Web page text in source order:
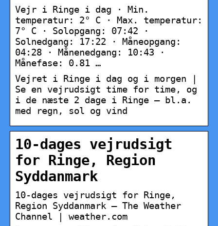
Vejr i Ringe i dag · Min.
temperatur: 2° C · Max. temperatur:
7° C · Solopgang: 07:42 ·
Solnedgang: 17:22 · Måneopgang:
04:28 · Månenedgang: 10:43 ·
Månefase: 0.81 …
Vejret i Ringe i dag og i morgen |
Se en vejrudsigt time for time, og
i de næste 2 dage i Ringe – bl.a.
med regn, sol og vind
10-dages vejrudsigt
for Ringe, Region
Syddanmark
10-dages vejrudsigt for Ringe,
Region Syddanmark – The Weather
Channel | weather.com